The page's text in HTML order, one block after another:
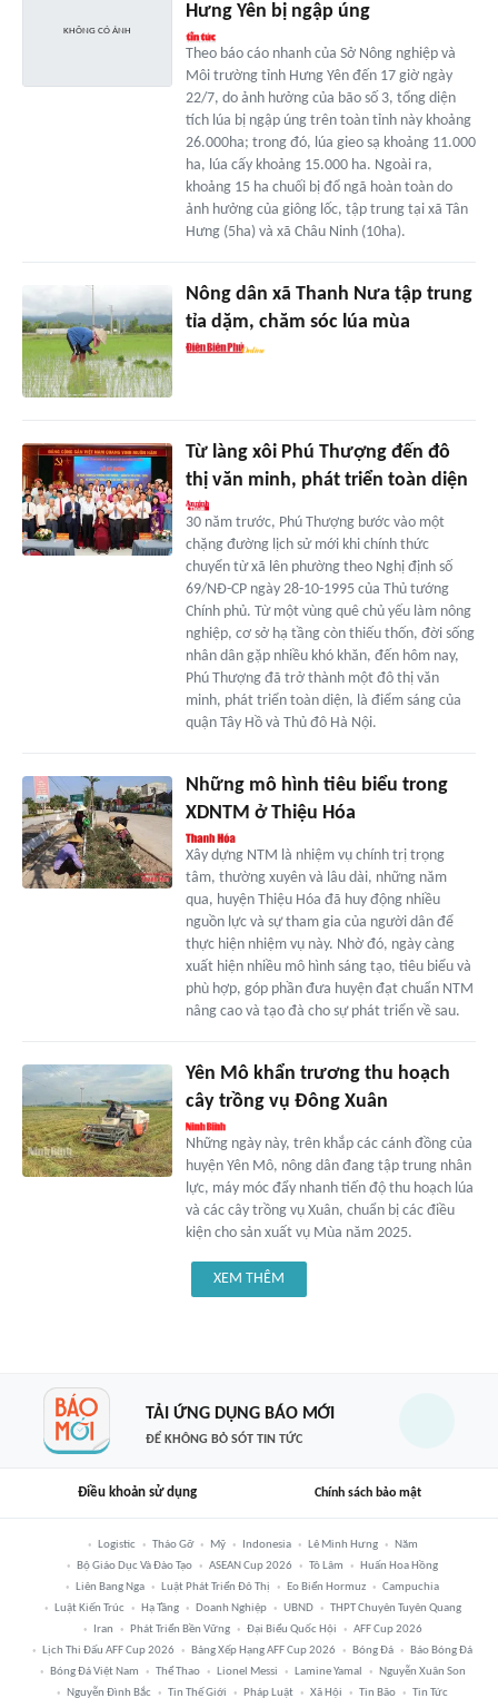
Hưng Yên bị ngập úng
Theo báo cáo nhanh của Sở Nông nghiệp và
Môi trường tỉnh Hưng Yên đến 17 giờ ngày
22/7, do ảnh hưởng của bão số 3, tổng diện
tích lúa bị ngập úng trên toàn tỉnh này khoảng
26.000ha; trong đó, lúa gieo sạ khoảng 11.000
ha, lúa cấy khoảng 15.000 ha. Ngoài ra,
khoảng 15 ha chuối bị đổ ngã hoàn toàn do
ảnh hưởng của giông lốc, tập trung tại xã Tân
Hưng (5ha) và xã Châu Ninh (10ha).
Nông dân xã Thanh Nưa tập trung
tỉa dặm, chăm sóc lúa mùa
Từ làng xôi Phú Thượng đến đô
thị văn minh, phát triển toàn diện
30 năm trước, Phú Thượng bước vào một
chặng đường lịch sử mới khi chính thức
chuyển từ xã lên phường theo Nghị định số
69/NĐ-CP ngày 28-10-1995 của Thủ tướng
Chính phủ. Từ một vùng quê chủ yếu làm nông
nghiệp, cơ sở hạ tầng còn thiếu thốn, đời sống
nhân dân gặp nhiều khó khăn, đến hôm nay,
Phú Thượng đã trở thành một đô thị văn
minh, phát triển toàn diện, là điểm sáng của
quận Tây Hồ và Thủ đô Hà Nội.
Những mô hình tiêu biểu trong
XDNTM ở Thiệu Hóa
Xây dựng NTM là nhiệm vụ chính trị trọng
tâm, thường xuyên và lâu dài, những năm
qua, huyện Thiệu Hóa đã huy động nhiều
nguồn lực và sự tham gia của người dân để
thực hiện nhiệm vụ này. Nhờ đó, ngày càng
xuất hiện nhiều mô hình sáng tạo, tiêu biểu và
phù hợp, góp phần đưa huyện đạt chuẩn NTM
nâng cao và tạo đà cho sự phát triển về sau.
Yên Mô khẩn trương thu hoạch
cây trồng vụ Đông Xuân
Những ngày này, trên khắp các cánh đồng của
huyện Yên Mô, nông dân đang tập trung nhân
lực, máy móc đẩy nhanh tiến độ thu hoạch lúa
và các cây trồng vụ Xuân, chuẩn bị các điều
kiện cho sản xuất vụ Mùa năm 2025.
XEM THÊM
TẢI ỨNG DỤNG BÁO MỚI
ĐỂ KHÔNG BỎ SÓT TIN TỨC
Điều khoản sử dụng Chính sách bảo mật
Logistic Tháo Gỡ Mỹ Indonesia Lê Minh Hưng
Năm
Bộ Giáo Dục Và Đào Tạo
ASEAN Cup 2026 Tô Lâm
Huấn Hoa Hồng
Liên Bang Nga
Luật Phát Triển Đô Thị Eo Biển Hormuz
Campuchia
Luật Kiến Trúc
Hạ Tầng Doanh Nghiệp UBND
THPT Chuyên Tuyên Quang
Iran
Phát Triển Bền Vững Đại Biểu Quốc Hội
AFF Cup 2026
Lịch Thi Đấu AFF Cup 2026
Bảng Xếp Hạng AFF Cup 2026 Bóng Đá
Báo Bóng Đá
Bóng Đá Việt Nam
Thể Thao Lionel Messi Lamine Yamal
Nguyễn Xuân Son
Nguyễn Đình Bắc
Tin Thế Giới Pháp Luật Xã Hội Tin Bão
Tin Tức